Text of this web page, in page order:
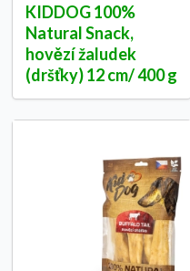
KIDDOG 100%
Natural Snack,
hovězí žaludek
(dršťky) 12 cm/ 400 g